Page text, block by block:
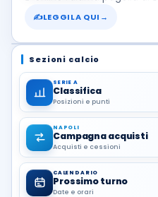
✍LEGGILA QUI →
Sezioni calcio
SERIE A
Classifica
Posizioni e punti
NAPOLI
Campagna acquisti
Acquisti e cessioni
CALENDARIO
Prossimo turno
Date e orari